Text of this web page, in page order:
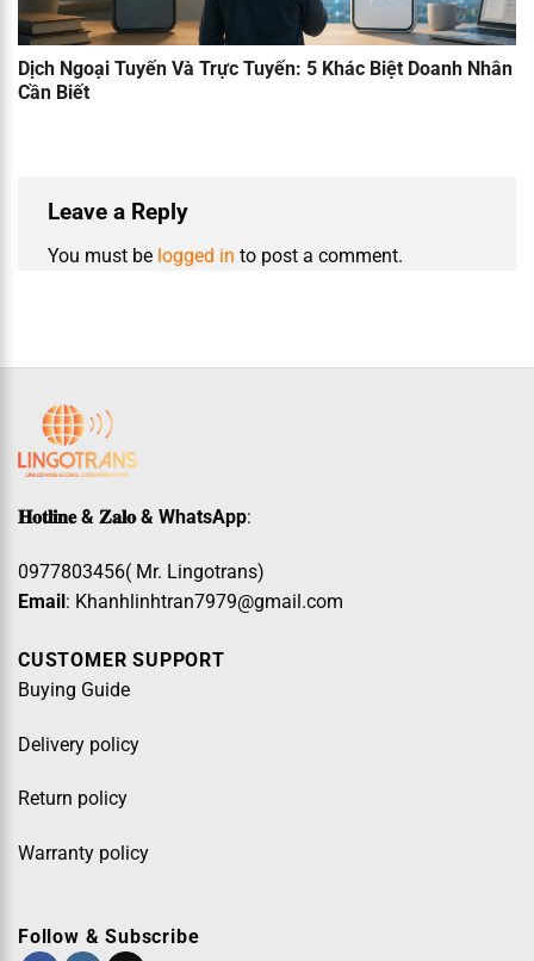
Dịch Ngoại Tuyến Và Trực Tuyến: 5 Khác Biệt Doanh Nhân
Cần Biết
Leave a Reply
You must be logged in to post a comment.
𝐇𝐨𝐭𝐥𝐢𝐧𝐞 & 𝐙𝐚𝐥𝐨 & WhatsApp:
0977803456( Mr. Lingotrans)
Email: Khanhlinhtran7979@gmail.com
CUSTOMER SUPPORT
Buying Guide
Delivery policy
Return policy
Warranty policy
Follow & Subscribe